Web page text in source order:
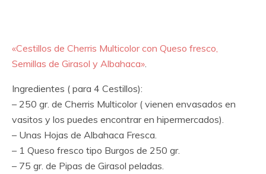
«Cestillos de Cherris Multicolor con Queso fresco,
Semillas de Girasol y Albahaca».
Ingredientes ( para 4 Cestillos):
– 250 gr. de Cherris Multicolor ( vienen envasados en
vasitos y los puedes encontrar en hipermercados).
– Unas Hojas de Albahaca Fresca.
– 1 Queso fresco tipo Burgos de 250 gr.
– 75 gr. de Pipas de Girasol peladas.